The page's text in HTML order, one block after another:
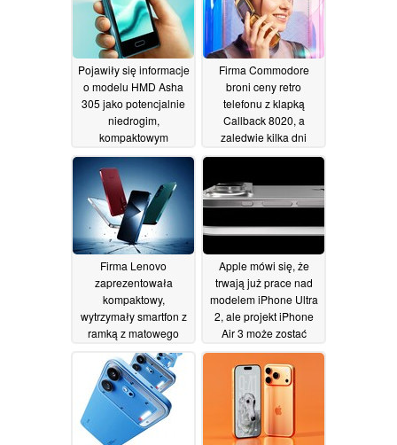
29/06/2026
Pojawiły się informacje
o modelu HMD Asha
305 jako potencjalnie
niedrogim,
kompaktowym
telefonie z ekranem
dotykowym26/06/2026
Firma Commodore
broni ceny retro
telefonu z klapką
Callback 8020, a
zaledwie kilka dni
później obniża ją
Firma Lenovo
zaprezentowała
kompaktowy,
wytrzymały smartfon z
ramką z matowego
26/06/2026
Apple mówi się, że
trwają już prace nad
modelem iPhone Ultra
2, ale projekt iPhone
Air 3 może zostać
odwołany25/06/2026